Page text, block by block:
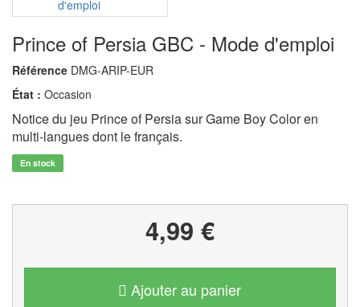
Prince of Persia GBC - Mode d'emploi
Référence DMG-ARIP-EUR
État : Occasion
Notice du jeu Prince of Persia sur Game Boy Color en
multi-langues dont le français.
En stock
4,99 €
Ajouter au panier